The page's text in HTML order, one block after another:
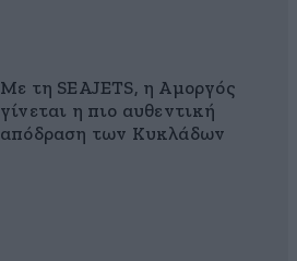
Με τη SEAJETS, η Αμοργός
γίνεται η πιο αυθεντική
απόδραση των Κυκλάδων